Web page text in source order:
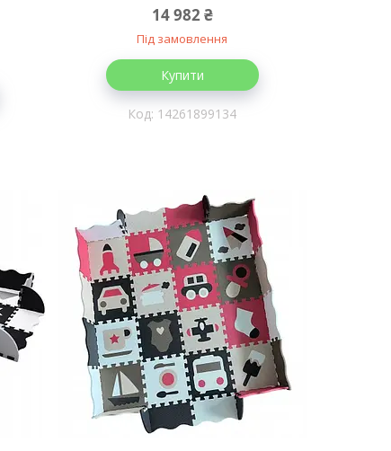
14 982 ₴
Під замовлення
Купити
14261899134